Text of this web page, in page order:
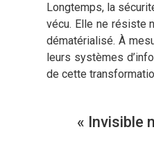
Longtemps, la
vécu. Elle ne résiste
dématérialisé. À
leurs systèmes
de cette
« Invisible